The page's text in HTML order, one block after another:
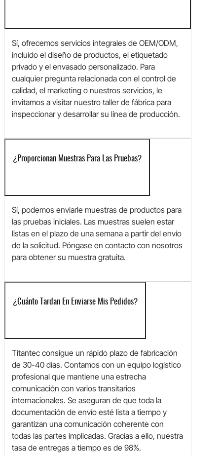
Sí, ofrecemos servicios integrales de OEM/ODM,
incluido el diseño de productos, el etiquetado
privado y el envasado personalizado. Para
cualquier pregunta relacionada con el control de
calidad, el marketing o nuestros servicios, le
invitamos a visitar nuestro taller de fábrica para
inspeccionar y desarrollar su línea de producción.
¿Proporcionan Muestras Para Las Pruebas?
Sí, podemos enviarle muestras de productos para
las pruebas iniciales. Las muestras suelen estar
listas en el plazo de una semana a partir del envío
de la solicitud. Póngase en contacto con nosotros
para obtener su muestra gratuita.
¿Cuánto Tardan En Enviarse Mis Pedidos?
Titantec consigue un rápido plazo de fabricación
de 30-40 días. Contamos con un equipo logístico
profesional que mantiene una estrecha
comunicación con varios transitarios
internacionales. Se aseguran de que toda la
documentación de envío esté lista a tiempo y
garantizan una comunicación coherente con
todas las partes implicadas. Gracias a ello, nuestra
tasa de entregas a tiempo es de 98%.